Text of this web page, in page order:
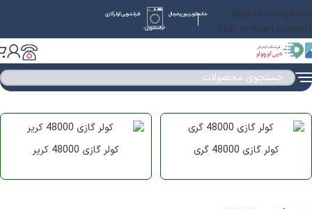
Skip to navigation
Skip to main content
خانهتلویزیونیخچال
لباسشویی
ظرفشوییکولرگازی
کولر گازی 48000 گری کولر گازی 48000 کریر